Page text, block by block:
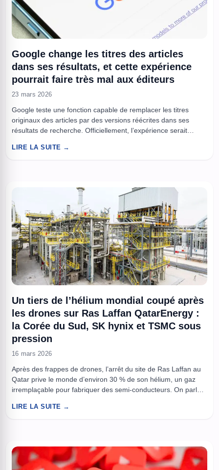
Google change les titres des articles
dans ses résultats, et cette expérience
pourrait faire très mal aux éditeurs
23 mars 2026
Google teste une fonction capable de remplacer les titres
originaux des articles par des versions réécrites dans ses
résultats de recherche. Officiellement, l’expérience serait
plus sensible qu’un simple ajustement visuel : le contrôle du
LIRE LA SUITE →
Un tiers de l’hélium mondial coupé après
les drones sur Ras Laffan QatarEnergy :
la Corée du Sud, SK hynix et TSMC sous
pression
16 mars 2026
Après des frappes de drones, l’arrêt du site de Ras Laffan au
Qatar prive le monde d’environ 30 % de son hélium, un gaz
irremplaçable pour fabriquer des semi-conducteurs. On parle
machines, de minerais ou de géopolitique. Mais la chaîne tient
LIRE LA SUITE →